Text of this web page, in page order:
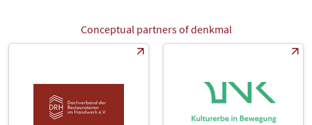
Conceptual partners of denkmal